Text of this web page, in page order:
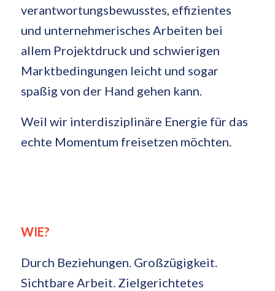
verantwortungsbewusstes, effizientes
und unternehmerisches Arbeiten bei
allem Projektdruck und schwierigen
Marktbedingungen leicht und sogar
spaßig von der Hand gehen kann.
Weil wir interdisziplinäre Energie für das
echte Momentum freisetzen möchten.
WIE?
Durch Beziehungen. Großzügigkeit.
Sichtbare Arbeit. Zielgerichtetes